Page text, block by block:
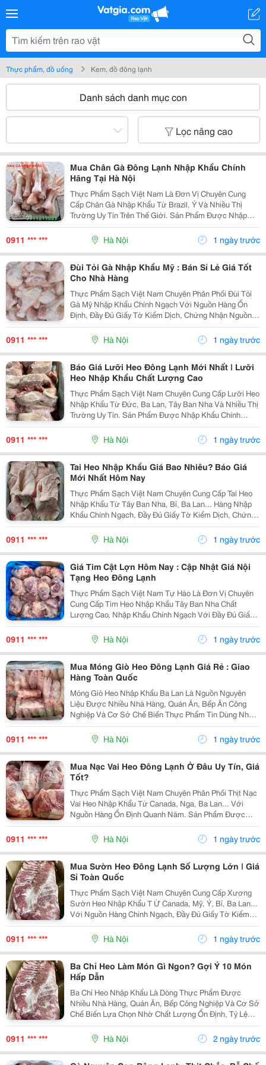
Thực phẩm, đồ uống Kem, đồ đông lạnh
Danh sách danh mục con
Lọc nâng cao
Mua Chân Gà Đông Lạnh Nhập Khẩu Chính
Hãng Tại Hà Nội
Thực Phẩm Sạch Việt Nam Là Đơn Vị Chuyên Cung
Cấp Chân Gà Nhập Khẩu Từ Brazil, Ý Và Nhiều Thị
Trường Uy Tín Trên Thế Giới. Sản Phẩm Được Nhập
Khẩu Chính Ngạch, Đầy Đủ Giấy Tờ Kiểm Dịch, Chứng
Nhận Nguồn Gốc Xuất Xứ Và Đạt Tiêu Chuẩn An Toàn
Vệ Sinh...
0911 *** *** Hà Nội 1 ngày trước
Đùi Tỏi Gà Nhập Khẩu Mỹ : Bán Sỉ Lẻ Giá Tốt
Cho Nhà Hàng
Thực Phẩm Sạch Việt Nam Chuyên Phân Phối Đùi Tỏi
Gà Mỹ Nhập Khẩu Chính Ngạch Với Nguồn Hàng Ổn
Định, Đầy Đủ Giấy Tờ Kiểm Dịch, Chứng Nhận Nguồn
Gốc Xuất Xứ Và Đảm Bảo An Toàn Thực Phẩm. Sản
Phẩm Được Cấp Đông Theo Tiêu Chuẩn Quốc Tế, Giữ
Trọn Độ Tươi...
0911 *** *** Hà Nội 1 ngày trước
Báo Giá Lưỡi Heo Đông Lạnh Mới Nhất | Lưỡi
Heo Nhập Khẩu Chất Lượng Cao
Thực Phẩm Sạch Việt Nam Chuyên Cung Cấp Lưỡi Heo
Nhập Khẩu Từ Đức, Ba Lan, Tây Ban Nha Và Nhiều Thị
Trường Uy Tín. Sản Phẩm Được Nhập Khẩu Chính
Ngạch, Đầy Đủ Giấy Tờ Kiểm Dịch, Chứng Nhận Nguồn
Gốc Xuất Xứ Và Đáp Ứng Các Tiêu Chuẩn An Toàn Vệ
0911 *** *** Hà Nội 1 ngày trước
Tai Heo Nhập Khẩu Giá Bao Nhiêu? Báo Giá
Mới Nhất Hôm Nay
Thực Phẩm Sạch Việt Nam Chuyên Cung Cấp Tai Heo
Nhập Khẩu Từ Tây Ban Nha, Bỉ, Ba Lan... Hàng Nhập
Khẩu Chính Ngạch, Đầy Đủ Giấy Tờ Kiểm Dịch, Chứng
Nhận Xuất Xứ Và Được Bảo Quản Đông Lạnh Ở
-18&Deg;C , Giữ Trọn Độ Giòn, Vị Ngọt Tự Nhiên Và
Chất Lượng...
0911 *** *** Hà Nội 1 ngày trước
Giá Tim Cật Lợn Hôm Nay : Cập Nhật Giá Nội
Tạng Heo Đông Lạnh
Thực Phẩm Sạch Việt Nam Tự Hào Là Đơn Vị Chuyên
Cung Cấp Tim Heo Nhập Khẩu Tây Ban Nha Chất
Lượng Cao, Nhập Khẩu Chính Ngạch Với Đầy Đủ Giấy
Tờ Kiểm Dịch, Chứng Nhận Nguồn Gốc Xuất Xứ Và Đạt
Tiêu Chuẩn An Toàn Vệ Sinh Thực Phẩm. Tim Heo
Được...
0911 *** *** Hà Nội 1 ngày trước
Mua Móng Giò Heo Đông Lạnh Giá Rẻ : Giao
Hàng Toàn Quốc
Móng Giò Heo Nhập Khẩu Ba Lan Là Nguồn Nguyên
Liệu Được Nhiều Nhà Hàng, Quán Ăn, Bếp Ăn Công
Nghiệp Và Cơ Sở Chế Biến Thực Phẩm Tin Dùng Nhờ
Chất Lượng Đồng Đều, Thịt Thơm Ngon Và Hàm Lượng
Collagen Tự Nhiên Cao. Sản Phẩm Được Thực Phẩm
Sạch Việt Nam...
0911 *** *** Hà Nội 1 ngày trước
Mua Nạc Vai Heo Đông Lạnh Ở Đâu Uy Tín, Giá
Tốt?
Thực Phẩm Sạch Việt Nam Chuyên Phân Phối Thịt Nạc
Vai Heo Nhập Khẩu Từ Canada, Nga, Ba Lan... Với
Nguồn Hàng Ổn Định Quanh Năm. Sản Phẩm Được
Nhập Khẩu Chính Ngạch, Bảo Quản Ở Nhiệt Độ
-18&Deg;C , Đầy Đủ Giấy Tờ Kiểm Dịch, Chứng Nhận
Nguồn Gốc Xuất...
0911 *** *** Hà Nội 1 ngày trước
Mua Sườn Heo Đông Lạnh Số Lượng Lớn | Giá
Sỉ Toàn Quốc
Thực Phẩm Sạch Việt Nam Chuyên Cung Cấp Xương
Sườn Heo Nhập Khẩu T Ừ Canada, Mỹ, Ý, Bỉ, Ba Lan...
Với Nguồn Hàng Chính Ngạch, Đầy Đủ Giấy Tờ Kiểm
Dịch, Chứng Nhận Xuất Xứ (Co), Chứng Nhận Chất
Lượng (Cq) Và Hóa Đơn Vat. Sản Phẩm Được Cấp
Đông Nhanh Ở...
0911 *** *** Hà Nội 1 ngày trước
Ba Chỉ Heo Làm Món Gì Ngon? Gợi Ý 10 Món
Hấp Dẫn
Ba Chỉ Heo Nhập Khẩu Là Dòng Thực Phẩm Được
Nhiều Nhà Hàng, Quán Ăn, Bếp Công Nghiệp Và Cơ Sở
Chế Biến Lựa Chọn Nhờ Chất Lượng Ổn Định, Tỷ Lệ
Nạc &Ndash; Mỡ Hài Hòa Và Hương Vị Thơm Ngon Tự
Nhiên. Thực Phẩm Sạch Việt Nam Chuyên Cung Cấp
Ba Chỉ Heo...
0911 *** *** Hà Nội 2 ngày trước